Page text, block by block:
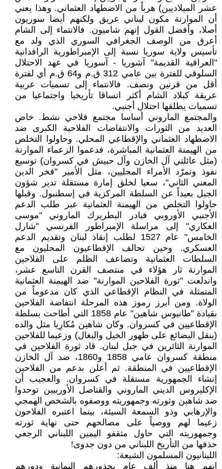
عشر الميلاديين) هرباً من الاضطهاد العثماني. وهذا يعني
أن الموارنة مكون لبناني عريق ولكنهم أيضا سوريون
أصلا، وأفضل القول إنهم شاميون. فالانتماء إلى الشام
أعرق من الوصف الجغرافي السوري الذي ولد مع
تأسيس ولاية سوريا نسبة إلى الإمبراطورية الرافدانية
"العراقية القديمة" آشوريا - آسوريا في عهد الاحتلال
السلوقي للفترة بين عامي 312 ق.م و64 ق.م أي لفترة
أقل من قرنين ونصف. فالانتماء إلى تسميات عربية
عريقة كبلاد الشام أكثر اتساقا تأريخيا واجتماعيا من
تسميات يطلقها احتلال أجنبي.
والمجتمع الماروني أساسا مجتمع فلاحي نشط. خاض
العديد من الثورات والانتفاضات الفلاحية الكبرى ضد
الاضطهاد العثماني والإقطاعي المحلي. وحاولوا التخلص
من الهيمنة العثمانية المباشرة، فدعموا الزعماء الموارنة
(مثل عائلتي آل الخازن وآل حبيش في كسروان) توسيع
نفوذ وتمرّد الأمراء المحليين، مثل الأمير "فخر الدين
المعني الثاني"، سعيا لخلق إمارة مستقلة تدير شؤون
الجبل بعيداً عن السلطة المركزية في إسطنبول. وقبلها
حاولوا التخلص من الهيمنة العثمانية عبر طلب الدعم
الأجنبي الأوروبي فبادر البطريرك الماروني "موسى
العكاري" إلى مراسلة الإمبراطور الفرنسي "شارل
الخامس" عام 1527 لطلب إنقاذ لبنان وتقديم الدعم
العسكري. وحين تحالف الإقطاعيون المحليون مع
السلطات العثمانية وتضاعف الظلم على الفلاحين
الموارنة ثار هؤلاء في منتصف القرن التاسع عشر،
واندلعت "ثورة الفلاحين الموارنة" ضد الهيمنة العثمانية
المتمثلة في النظام الإقطاعي الذي كان مدعوماً من
الولاة. ومن أبرز رموز هذه المرحلة انتفاضة الفلاحين
بقيادة "طانيوس شاهين" عام 1858 التي أطاحت بسلطة
الإقطاعيين في كسروان. وكان شاهين مُكارِيا مثل والده
(ينقل البضائع على ظهور الخيل والبغال) وزعيما للفلاحين
الموارنة الثائرين في جبل لبنان. قاد ثورة الفلاحين في
منطقة كسروان عامي 1858 و1860، ضد آل الخازن
الإقطاعيين في المنطقة. ثم أعلن بدعم من الفلاحين
إنشاء الجمهورية مستقلة في كسروان. والعجيب أن
الإكليروس الديني الماروني والقناصل الأوربيين توحدوا
ضد شاهين وثورته وجمهوريته ووصفوه بالشخص الهمجي
والإرهابي وذو السمعة السيئة، بينما اعتبره الفلاحون
زعيما لهم ووصياً على مصالحهم حتى نهاية ثورته
وجمهوريته التي حاول مثقفو اليمين اللبناني الرجعي
حذفها من التأريخ اللبناني من دون جدوى!
اللبنانيون المسلمون الشيعة:
إنهم هنا منذ ألف عام بجذورهم اليمانية ودورهم